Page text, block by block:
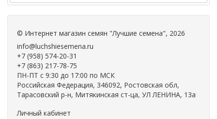
© Интернет магазин семян "Лучшие семена", 2026
info@luchshiesemena.ru
+7 (958) 574-20-31
+7 (863) 217-78-75
ПН-ПТ с 9:30 до 17:00 по МСК
Российская Федерация, 346092, Ростовская обл,
Тарасовский р-н, Митякинская ст-ца, УЛ ЛЕНИНА, 13а
Личный кабинет